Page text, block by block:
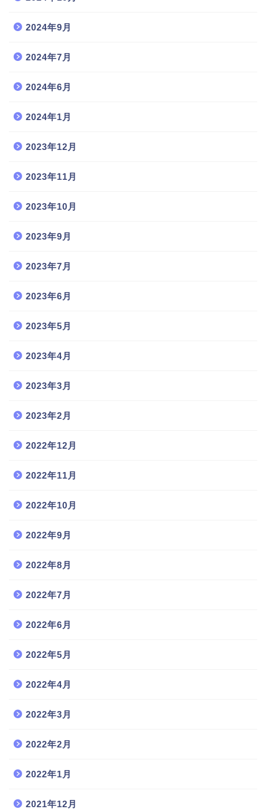
2024年9月
2024年7月
2024年6月
2024年1月
2023年12月
2023年11月
2023年10月
2023年9月
2023年7月
2023年6月
2023年5月
2023年4月
2023年3月
2023年2月
2022年12月
2022年11月
2022年10月
2022年9月
2022年8月
2022年7月
2022年6月
2022年5月
2022年4月
2022年3月
2022年2月
2022年1月
2021年12月